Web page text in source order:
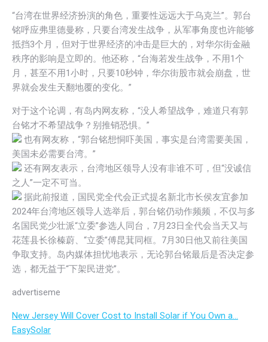
“台湾在世界经济扮演的角色，重要性远远大于乌克兰”。郭台
铭呼应弗里德曼称，只要台湾发生战争，从军事角度也许能够
抵挡3个月，但对于世界经济的冲击是巨大的，对华尔街金融
秩序的影响是立即的。他还称，“台海若发生战争，不用1个
月，甚至不用1小时，只要10秒钟，华尔街股市就会崩盘，世
界就会发生天翻地覆的变化。”
对于这个论调，有岛内网友称，“没人希望战争，难道只有郭
台铭才不希望战争？别推销恐惧。”
也有网友称，“郭台铭想恫吓美国，事实是台湾需要美国，
美国未必需要台湾。”
还有网友表示，台湾地区领导人没有非谁不可，但“没诚信
之人”一定不可当。
据此前报道，国民党全代会正式提名新北市长侯友宜参加
2024年台湾地区领导人选举后，郭台铭仍动作频频，不仅与多
名国民党少壮派“立委”参选人同台，7月23日全代会当天又与
花莲县长徐榛蔚、“立委”傅昆萁同框。7月30日他又前往美国
争取支持。岛内媒体担忧地表示，无论郭台铭最后是否决定参
选，都无益于“下架民进党”。
advertiseme
New Jersey Will Cover Cost to Install Solar if You Own a…
EasySolar